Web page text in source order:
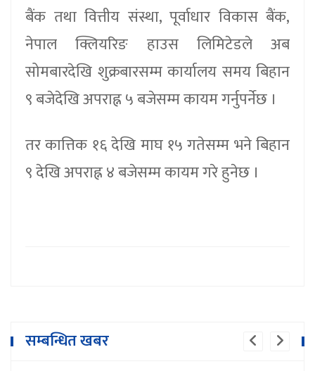
बैंक तथा वित्तीय संस्था, पूर्वाधार विकास बैंक,
नेपाल क्लियरिङ हाउस लिमिटेडले अब
सोमबारदेखि शुक्रबारसम्म कार्यालय समय बिहान
९ बजेदेखि अपराह्न ५ बजेसम्म कायम गर्नुपर्नेछ ।
तर कात्तिक १६ देखि माघ १५ गतेसम्म भने बिहान
९ देखि अपराह्न ४ बजेसम्म कायम गरे हुनेछ ।
सम्बन्धित खबर